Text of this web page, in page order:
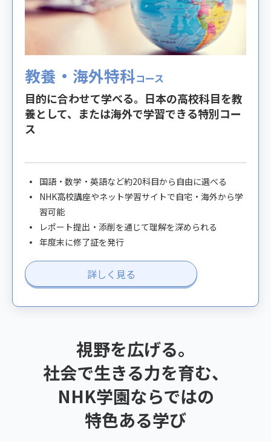
教養・海外特科コース
目的に合わせて学べる。日本の高校科目を教
養として、または海外で学習できる特別コー
ス
国語・数学・英語など約20科目から自由に選べる
NHK高校講座やネット学習サイトで自宅・海外から学
習可能
レポート提出・添削を通じて理解を深められる
年度末に修了証を発行
詳しく見る
視野を広げる。
社会で生きる力を育む、
NHK学園ならではの
特色ある学び